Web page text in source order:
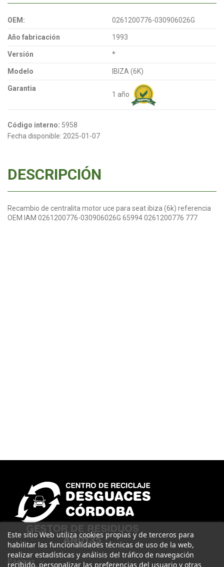
OEM: 0261200776-030906026G
Año fabricación 1993
Versión *
Modelo IBIZA (6K)
Garantia
1 año
Código interno: 5958
Fecha disponible: 2025-01-07
DESCRIPCIÓN
Recambio de centralita motor uce para seat ibiza (6k) referencia
OEM IAM 0261200776-030906026G 65994 0261200776 777
Páginas
Este sitio Web utiliza cookies propias y de terceros para
habilitar las funcionalidades técnicas de uso de la web,
realizar estadísticas y análisis del tráfico de navegación
recibido, personalizar las preferencias del usuario y otras